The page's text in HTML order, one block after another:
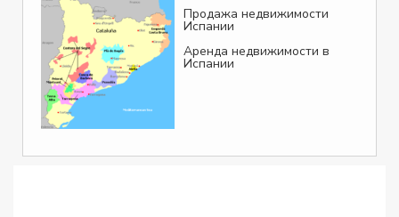
Продажа недвижимости
Испании
Аренда недвижимости в
Испании